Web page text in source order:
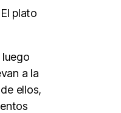
plato
a la
ellos,